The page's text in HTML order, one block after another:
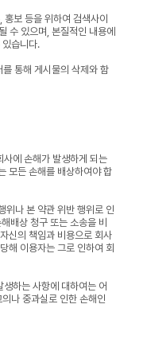
보 등을 위하여 검색사이
수 있으며, 본질적인 내용에
있습니다.
통해 게시물의 삭제와 함
사에 손해가 발생하게 되는
모든 손해를 배상하여야 합
위나 본 약관 위반 행위로 인
배상 청구 또는 소송을 비
신의 책임과 비용으로 회사
해 이용자는 그로 인하여 회
하는 사항에 대하여는 어
나 중과실로 인한 손해인